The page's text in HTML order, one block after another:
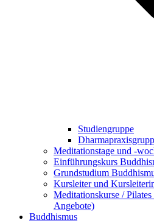
Studiengruppe
Meditationstage und -
Einführungskurs
Grundstudium
Kursleiter und
Meditationskurse /
Angebote)
Buddhismus